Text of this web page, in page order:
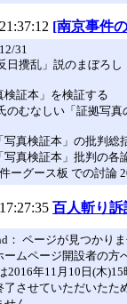
[南京事件
31
日攪乱」説のまぼろし
検証本」を検証する
のむなしい「証拠写
写真検証本」の批判総
写真検証本」批判の各
ーグース板 での討論
百人斬り
： ページが見つかり
ムページ開設者の方
2016年11月10日(木
了させていただいたた